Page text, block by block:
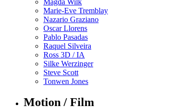
Marie-Eve Tremblay
Nazario Graziano
Oscar Llorens
Pablo Pasadas
Raquel Silveira
Ross 3D / IA
Silke Werzinger
Steve Scott
Tonwen Jones
Motion / Film